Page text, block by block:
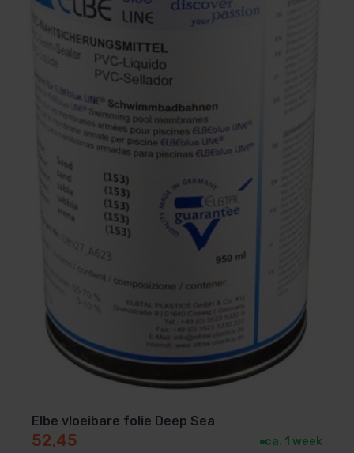
Elbe vloeibare folie Deep Sea
52,45 ca. 1 week